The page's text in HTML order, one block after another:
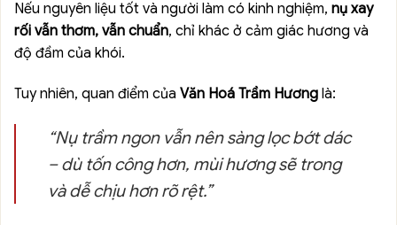
Nếu nguyên liệu tốt và người làm có kinh nghiệm, nụ xay
rối vẫn thơm, vẫn chuẩn, chỉ khác ở cảm giác hương và
độ đầm của khói.
Tuy nhiên, quan điểm của Văn Hoá Trầm Hương là:
“Nụ trầm ngon vẫn nên sàng lọc bớt dác
– dù tốn công hơn, mùi hương sẽ trong
và dễ chịu hơn rõ rệt.”